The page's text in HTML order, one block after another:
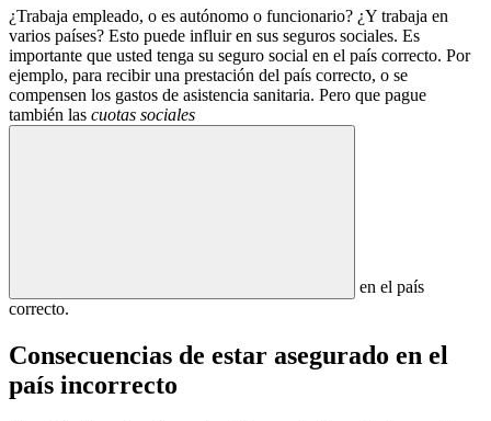
¿Trabaja empleado, o es autónomo o funcionario? ¿Y trabaja en
varios países? Esto puede influir en sus seguros sociales. Es
importante que usted tenga su seguro social en el país correcto. Por
ejemplo, para recibir una prestación del país correcto, o se
compensen los gastos de asistencia sanitaria. Pero que pague
también las cuotas sociales
en el país
correcto.
Consecuencias de estar asegurado en el
país incorrecto